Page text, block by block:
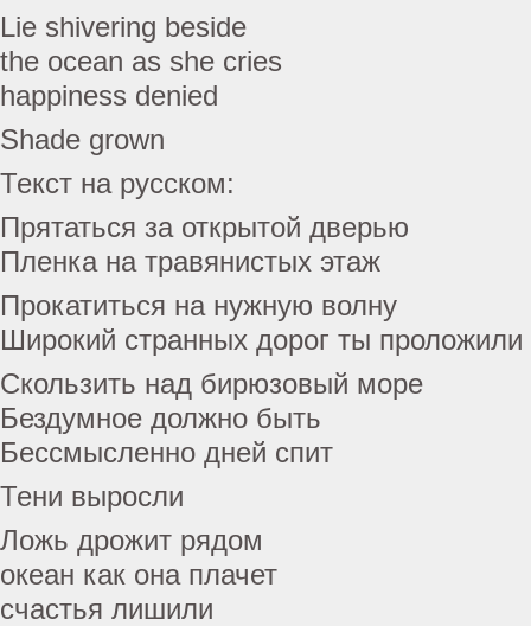
Lie shivering beside
the ocean as she cries
happiness denied
Shade grown
Текст на русском:
Прятаться за открытой дверью
Пленка на травянистых этаж
Прокатиться на нужную волну
Широкий странных дорог ты проложили
Скользить над бирюзовый море
Бездумное должно быть
Бессмысленно дней спит
Тени выросли
Ложь дрожит рядом
океан как она плачет
счастья лишили